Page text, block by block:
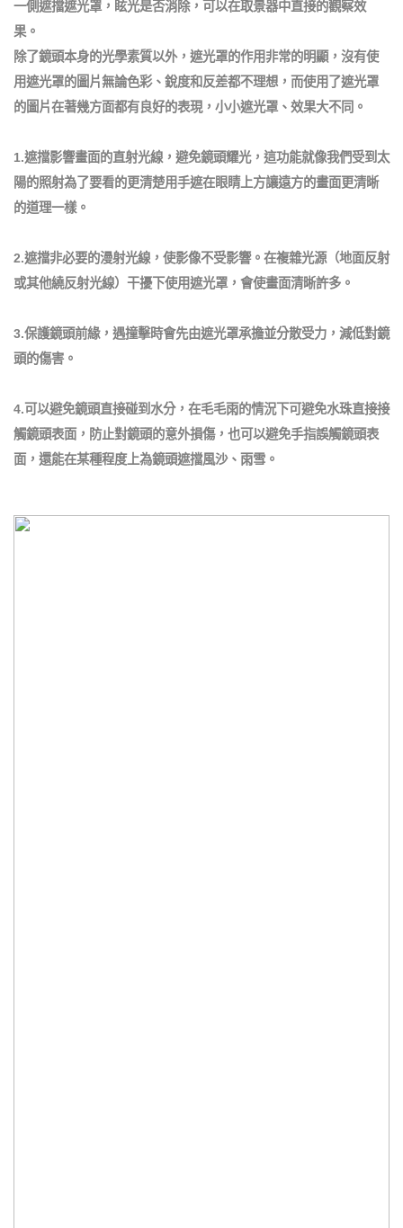
一側遮擋遮光罩，眩光是否消除，可以在取景器中直接的觀察效
果。
除了鏡頭本身的光學素質以外，遮光罩的作用非常的明顯，沒有使
用遮光罩的圖片無論色彩、銳度和反差都不理想，而使用了遮光罩
的圖片在著幾方面都有良好的表現，小小遮光罩、效果大不同。
1.遮擋影響畫面的直射光線，避免鏡頭耀光，這功能就像我們受到太
陽的照射為了要看的更清楚用手遮在眼睛上方讓遠方的畫面更清晰
的道理一樣。
2.遮擋非必要的漫射光線，使影像不受影響。在複雜光源（地面反射
或其他繞反射光線）干擾下使用遮光罩，會使畫面清晰許多。
3.保護鏡頭前緣，遇撞擊時會先由遮光罩承擔並分散受力，減低對鏡
頭的傷害。
4.可以避免鏡頭直接碰到水分，在毛毛雨的情況下可避免水珠直接接
觸鏡頭表面，防止對鏡頭的意外損傷，也可以避免手指誤觸鏡頭表
面，還能在某種程度上為鏡頭遮擋風沙、雨雪。